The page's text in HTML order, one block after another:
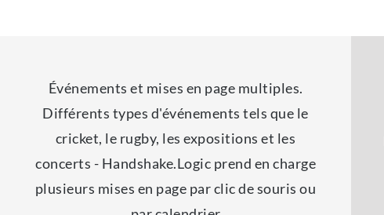
Événements et mises en page multiples.
Différents types d'événements tels que le
cricket, le rugby, les expositions et les
concerts - Handshake.Logic prend en charge
plusieurs mises en page par clic de souris ou